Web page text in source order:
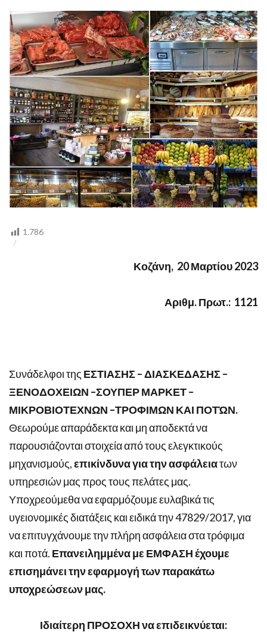
ΥΓΕΙΑΣ)
1.786
Κοζάνη, 20Μαρτίου 2023
Αριθμ. Πρωτ.: 1121
Συνάδελφοι της ΕΣΤΙΑΣΗΣ – ΔΙΑΣΚΕΔΑΣΗΣ –
ΞΕΝΟΔΟΧΕΙΩΝ –ΣΟΥΠΕΡ ΜΑΡΚΕΤ –
ΜΙΚΡΟΒΙΟΤΕΧΝΩΝ –ΤΡΟΦΙΜΩΝ ΚΑΙ ΠΟΤΏΝ.
Θεωρούμε απαράδεκτα και μη αποδεκτά να
παρουσιάζονται στοιχεία από τους ελεγκτικούς
μηχανισμούς,επικίνδυνα για την ασφάλειατων
υπηρεσιών μας προς τους πελάτες μας.
Υποχρεούμεθα να εφαρμόζουμε ευλαβικά τις
υγειονομικές διατάξεις και ειδικά την 47829/2017, για
να επιτυγχάνουμε την πλήρη ασφάλεια στα τρόφιμα
και ποτά. Επανειλημμένα με ΕΜΦΑΣΗ έχουμε
επισημάνει την εφαρμογή των παρακάτω
υποχρεώσεων μας.
Ιδιαίτερη ΠΡΟΣΟΧΗ να επιδεικνύεται: